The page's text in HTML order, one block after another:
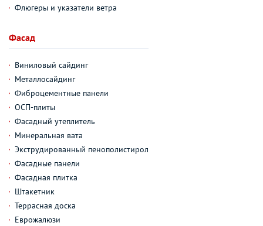
Флюгеры и указатели ветра
Фасад
Виниловый сайдинг
Металлосайдинг
Фиброцементные панели
ОСП-плиты
Фасадный утеплитель
Минеральная вата
Экструдированный пенополистирол
Фасадные панели
Фасадная плитка
Штакетник
Террасная доска
Еврожалюзи